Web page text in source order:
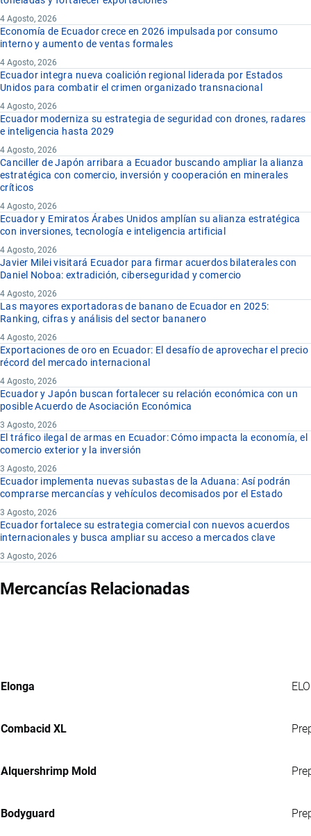
4 Agosto, 2026
Economía de Ecuador crece en 2026 impulsada por consumo
interno y aumento de ventas formales
4 Agosto, 2026
Ecuador integra nueva coalición regional liderada por Estados
Unidos para combatir el crimen organizado transnacional
4 Agosto, 2026
Ecuador moderniza su estrategia de seguridad con drones, radares
e inteligencia hasta 2029
4 Agosto, 2026
Canciller de Japón arribara a Ecuador buscando ampliar la alianza
estratégica con comercio, inversión y cooperación en minerales
críticos
4 Agosto, 2026
Ecuador y Emiratos Árabes Unidos amplían su alianza estratégica
con inversiones, tecnología e inteligencia artificial
4 Agosto, 2026
Javier Milei visitará Ecuador para firmar acuerdos bilaterales con
Daniel Noboa: extradición, ciberseguridad y comercio
4 Agosto, 2026
Las mayores exportadoras de banano de Ecuador en 2025:
Ranking, cifras y análisis del sector bananero
4 Agosto, 2026
Exportaciones de oro en Ecuador: El desafío de aprovechar el precio
récord del mercado internacional
4 Agosto, 2026
Ecuador y Japón buscan fortalecer su relación económica con un
posible Acuerdo de Asociación Económica
3 Agosto, 2026
El tráfico ilegal de armas en Ecuador: Cómo impacta la economía, el
comercio exterior y la inversión
3 Agosto, 2026
Ecuador implementa nuevas subastas de la Aduana: Así podrán
comprarse mercancías y vehículos decomisados por el Estado
3 Agosto, 2026
Ecuador fortalece su estrategia comercial con nuevos acuerdos
internacionales y busca ampliar su acceso a mercados clave
3 Agosto, 2026
Mercancías Relacionadas
Elonga
Combacid XL
Alquershrimp Mold
Bodyguard